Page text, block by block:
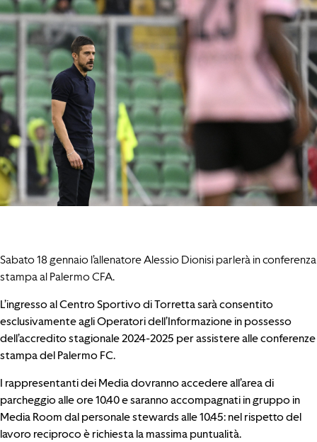
Sabato 18 gennaio l’allenatore Alessio Dionisi parlerà in conferenza
stampa al Palermo CFA.
L’ingresso al Centro Sportivo di Torretta sarà consentito
esclusivamente agli Operatori dell’Informazione in possesso
dell’accredito stagionale 2024-2025 per assistere alle conferenze
stampa del Palermo FC.
I rappresentanti dei Media dovranno accedere all’area di
parcheggio alle ore 10.40 e saranno accompagnati in gruppo in
Media Room dal personale stewards alle 10.45: nel rispetto del
lavoro reciproco è richiesta la massima puntualità.